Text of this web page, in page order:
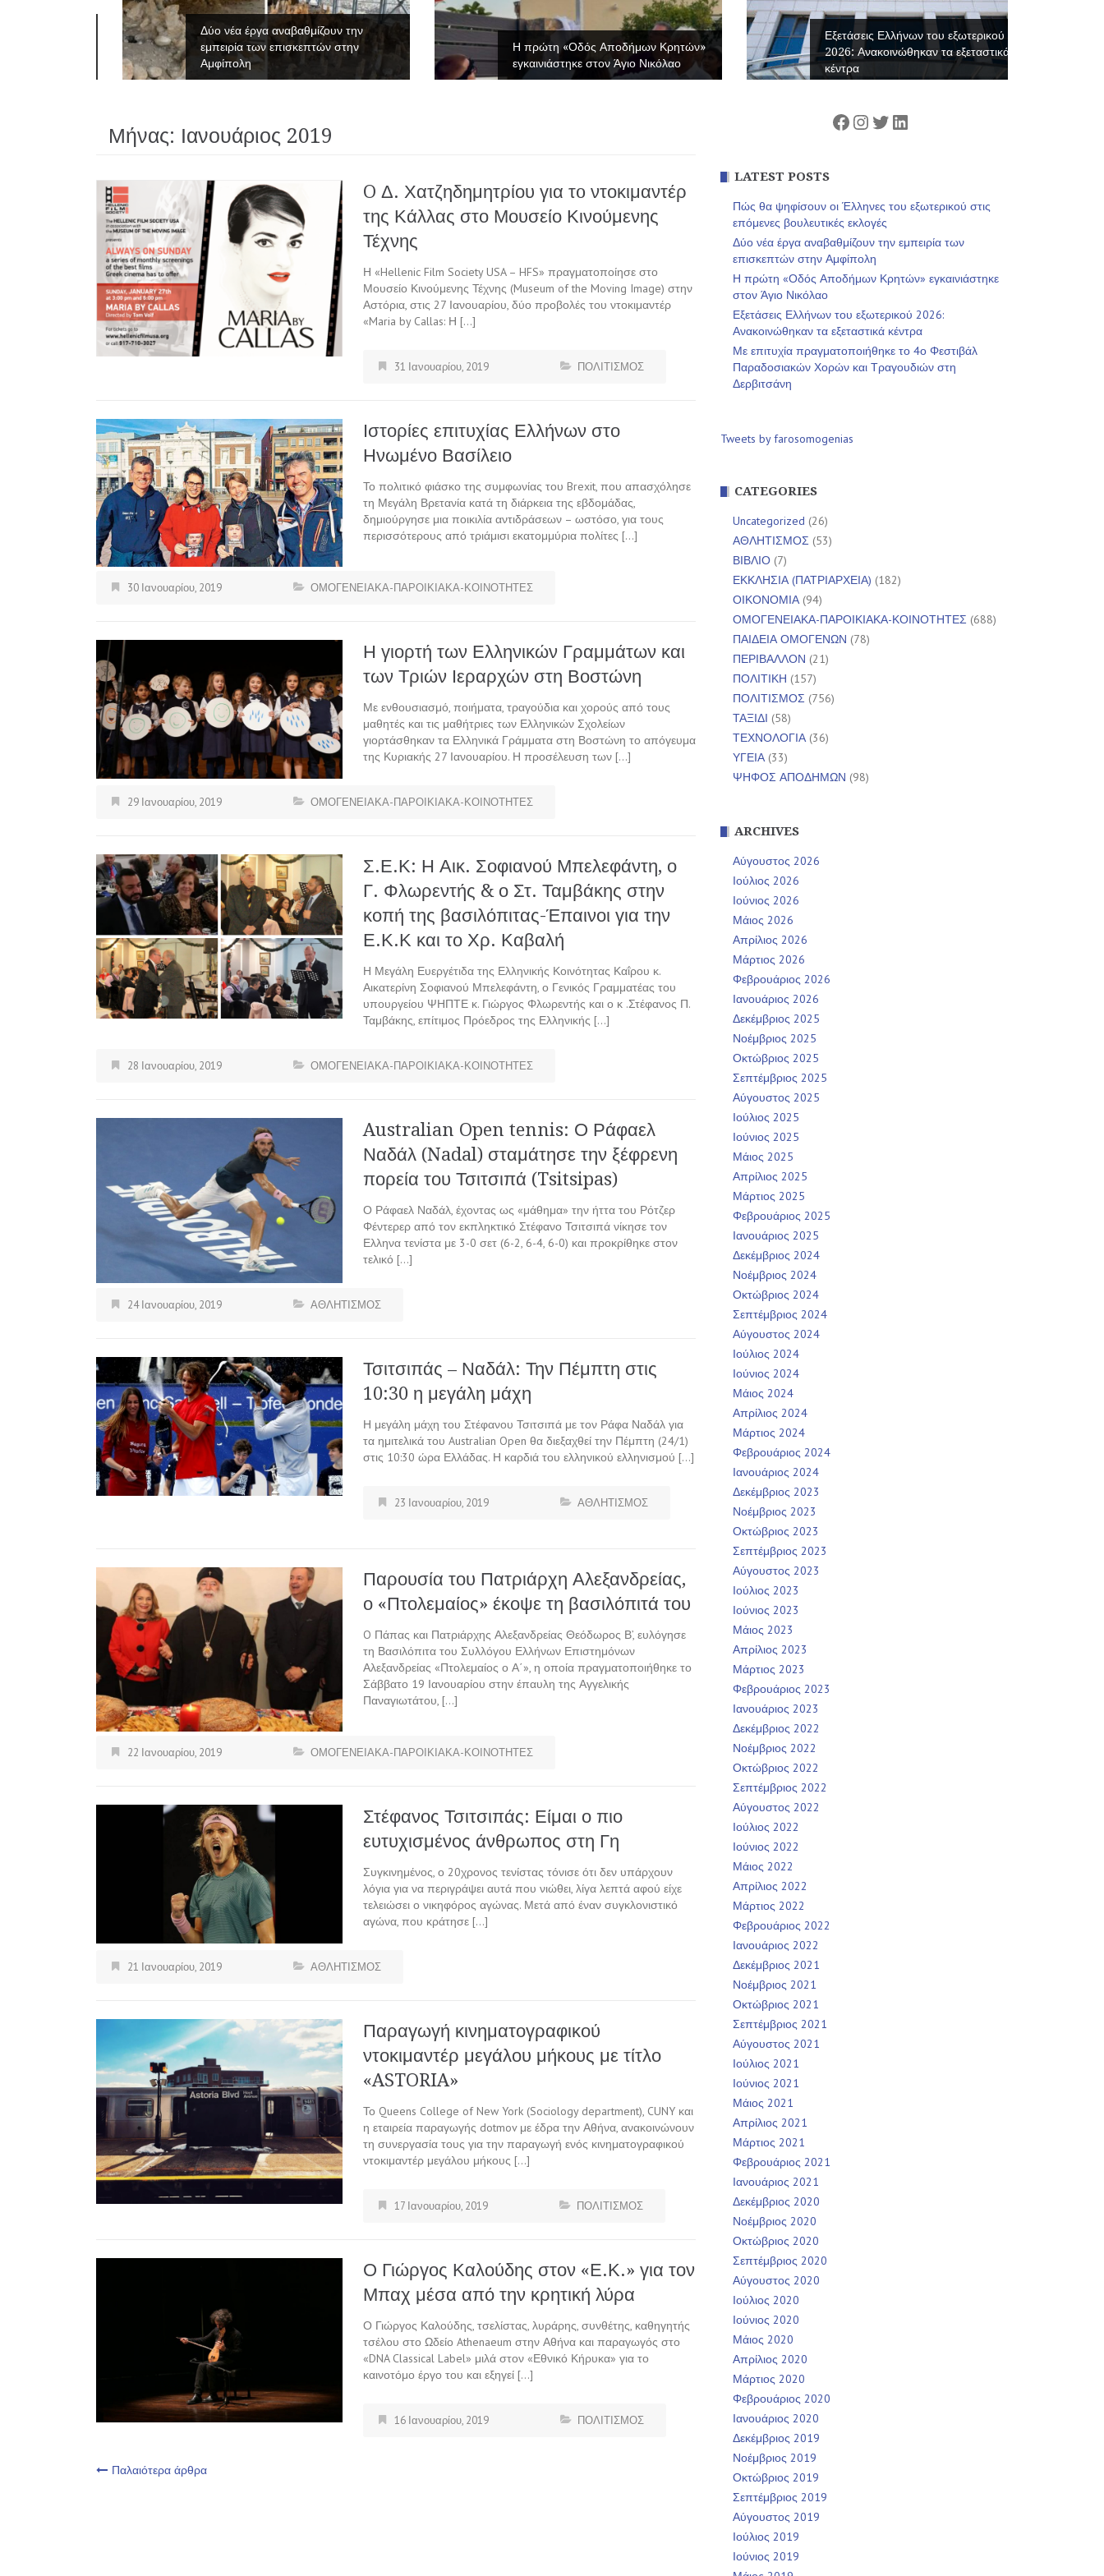
Δύο νέα έργα αναβαθμίζουν την
εμπειρία των επισκεπτών στην
Αμφίπολη
Η πρώτη «Οδός Αποδήμων Κρητών»
εγκαινιάστηκε στον Άγιο Νικόλαο
Εξετάσεις Ελλήνων του εξωτερικού
2026: Ανακοινώθηκαν τα εξεταστικά
κέντρα
Μήνας: Ιανουάριος 2019
O Δ. Χατζηδημητρίου για τo ντοκιμαντέρ
της Κάλλας στο Μουσείο Κινούμενης
Τέχνης
Η «Hellenic Film Society USA – HFS» πραγματοποίησε στο
Μουσείο Κινούμενης Τέχνης (Museum of the Moving Image) στην
Αστόρια, στις 27 Ιανουαρίου, δύο προβολές του ντοκιμαντέρ
«Maria by Callas: Η […]
31 Ιανουαρίου, 2019 ΠΟΛΙΤΙΣΜΟΣ
Ιστορίες επιτυχίας Ελλήνων στο
Ηνωμένο Βασίλειο
Το πολιτικό φιάσκο της συμφωνίας του Brexit, που απασχόλησε
τη Μεγάλη Βρετανία κατά τη διάρκεια της εβδομάδας,
δημιούργησε μια ποικιλία αντιδράσεων – ωστόσο, για τους
περισσότερους από τριάμισι εκατομμύρια πολίτες […]
30 Ιανουαρίου, 2019 ΟΜΟΓΕΝΕΙΑΚΑ-ΠΑΡΟΙΚΙΑΚΑ-ΚΟΙΝΟΤΗΤΕΣ
Η γιορτή των Ελληνικών Γραμμάτων και
των Τριών Ιεραρχών στη Βοστώνη
Με ενθουσιασμό, ποιήματα, τραγούδια και χορούς από τους
μαθητές και τις μαθήτριες των Ελληνικών Σχολείων
γιορτάσθηκαν τα Ελληνικά Γράμματα στη Βοστώνη το απόγευμα
της Κυριακής 27 Ιανουαρίου. Η προσέλευση των […]
29 Ιανουαρίου, 2019 ΟΜΟΓΕΝΕΙΑΚΑ-ΠΑΡΟΙΚΙΑΚΑ-ΚΟΙΝΟΤΗΤΕΣ
Σ.Ε.Κ: Η Αικ. Σοφιανού Μπελεφάντη, ο
Γ. Φλωρεντής & ο Στ. Ταμβάκης στην
κοπή της βασιλόπιτας-Έπαινοι για την
Ε.Κ.Κ και το Χρ. Καβαλή
Η Μεγάλη Ευεργέτιδα της Ελληνικής Κοινότητας Καΐρου κ.
Αικατερίνη Σοφιανού Μπελεφάντη, ο Γενικός Γραμματέας του
υπουργείου ΨΗΠΤΕ κ. Γιώργος Φλωρεντής και ο κ .Στέφανος Π.
Ταμβάκης, επίτιμος Πρόεδρος της Ελληνικής […]
28 Ιανουαρίου, 2019 ΟΜΟΓΕΝΕΙΑΚΑ-ΠΑΡΟΙΚΙΑΚΑ-ΚΟΙΝΟΤΗΤΕΣ
Australian Open tennis: Ο Ράφαελ
Ναδάλ (Nadal) σταμάτησε την ξέφρενη
πορεία του Τσιτσιπά (Tsitsipas)
Ο Ράφαελ Ναδάλ, έχοντας ως «μάθημα» την ήττα του Ρότζερ
Φέντερερ από τον εκπληκτικό Στέφανο Τσιτσιπά νίκησε τον
Ελληνα τενίστα με 3-0 σετ (6-2, 6-4, 6-0) και προκρίθηκε στον
τελικό […]
24 Ιανουαρίου, 2019 ΑΘΛΗΤΙΣΜΟΣ
Τσιτσιπάς – Ναδάλ: Την Πέμπτη στις
10:30 η μεγάλη μάχη
Η μεγάλη μάχη του Στέφανου Τσιτσιπά με τον Ράφα Ναδάλ για
τα ημιτελικά του Australian Open θα διεξαχθεί την Πέμπτη (24/1)
στις 10:30 ώρα Ελλάδας. Η καρδιά του ελληνικού ελληνισμού […]
23 Ιανουαρίου, 2019 ΑΘΛΗΤΙΣΜΟΣ
Παρουσία του Πατριάρχη Αλεξανδρείας,
ο «Πτολεμαίος» έκοψε τη βασιλόπιτά του
O Πάπας και Πατριάρχης Αλεξανδρείας Θεόδωρος Β’, ευλόγησε
τη Βασιλόπιτα του Συλλόγου Ελλήνων Επιστημόνων
Αλεξανδρείας «Πτολεμαίος ο Α΄», η οποία πραγματοποιήθηκε το
Σάββατο 19 Ιανουαρίου στην έπαυλη της Αγγελικής
Παναγιωτάτου, […]
22 Ιανουαρίου, 2019 ΟΜΟΓΕΝΕΙΑΚΑ-ΠΑΡΟΙΚΙΑΚΑ-ΚΟΙΝΟΤΗΤΕΣ
Στέφανος Τσιτσιπάς: Είμαι ο πιο
ευτυχισμένος άνθρωπος στη Γη
Συγκινημένος, ο 20χρονος τενίστας τόνισε ότι δεν υπάρχουν
λόγια για να περιγράψει αυτά που νιώθει, λίγα λεπτά αφού είχε
τελειώσει ο νικηφόρος αγώνας. Μετά από έναν συγκλονιστικό
αγώνα, που κράτησε […]
21 Ιανουαρίου, 2019 ΑΘΛΗΤΙΣΜΟΣ
Παραγωγή κινηματογραφικού
ντοκιμαντέρ μεγάλου μήκους με τίτλο
«ASTORIA»
Το Queens College of New York (Sociology department), CUNY και
η εταιρεία παραγωγής dotmov με έδρα την Αθήνα, ανακοινώνουν
τη συνεργασία τους για την παραγωγή ενός κινηματογραφικού
ντοκιμαντέρ μεγάλου μήκους […]
17 Ιανουαρίου, 2019 ΠΟΛΙΤΙΣΜΟΣ
Ο Γιώργος Καλούδης στον «Ε.Κ.» για τον
Μπαχ μέσα από την κρητική λύρα
Ο Γιώργος Καλούδης, τσελίστας, λυράρης, συνθέτης, καθηγητής
τσέλου στο Ωδείο Athenaeum στην Αθήνα και παραγωγός στο
«DNA Classical Label» μιλά στον «Εθνικό Κήρυκα» για το
καινοτόμο έργο του και εξηγεί […]
16 Ιανουαρίου, 2019 ΠΟΛΙΤΙΣΜΟΣ
Πλοήγηση
Παλαιότερα άρθρα
Facebook
Instagram
Twitter
Linkedin
LATEST POSTS
Πώς θα ψηφίσουν οι Έλληνες του εξωτερικού στις
επόμενες βουλευτικές εκλογές
Δύο νέα έργα αναβαθμίζουν την εμπειρία των
επισκεπτών στην Αμφίπολη
Η πρώτη «Οδός Αποδήμων Κρητών» εγκαινιάστηκε
στον Άγιο Νικόλαο
Εξετάσεις Ελλήνων του εξωτερικού 2026:
Ανακοινώθηκαν τα εξεταστικά κέντρα
Με επιτυχία πραγματοποιήθηκε το 4ο Φεστιβάλ
Παραδοσιακών Χορών και Τραγουδιών στη
Δερβιτσάνη
Tweets by farosomogenias
CATEGORIES
Uncategorized (26)
ΑΘΛΗΤΙΣΜΟΣ (53)
ΒΙΒΛΙΟ (7)
ΕΚΚΛΗΣΙΑ (ΠΑΤΡΙΑΡΧΕΙΑ) (182)
ΟΙΚΟΝΟΜΙΑ(94)
ΟΜΟΓΕΝΕΙΑΚΑ-ΠΑΡΟΙΚΙΑΚΑ-ΚΟΙΝΟΤΗΤΕΣ (688)
ΠΑΙΔΕΙΑ ΟΜΟΓΕΝΩΝ (78)
ΠΕΡΙΒΑΛΛΟΝ (21)
ΠΟΛΙΤΙΚΗ (157)
ΠΟΛΙΤΙΣΜΟΣ (756)
ΤΑΞΙΔΙ (58)
ΤΕΧΝΟΛΟΓΙΑ(36)
ΥΓΕΙΑ(33)
ΨΗΦΟΣ ΑΠΟΔΗΜΩΝ (98)
ARCHIVES
Αύγουστος 2026
Ιούλιος 2026
Ιούνιος 2026
Μάιος 2026
Απρίλιος 2026
Μάρτιος 2026
Φεβρουάριος 2026
Ιανουάριος 2026
Δεκέμβριος 2025
Νοέμβριος 2025
Οκτώβριος 2025
Σεπτέμβριος 2025
Αύγουστος 2025
Ιούλιος 2025
Ιούνιος 2025
Μάιος 2025
Απρίλιος 2025
Μάρτιος 2025
Φεβρουάριος 2025
Ιανουάριος 2025
Δεκέμβριος 2024
Νοέμβριος 2024
Οκτώβριος 2024
Σεπτέμβριος 2024
Αύγουστος 2024
Ιούλιος 2024
Ιούνιος 2024
Μάιος 2024
Απρίλιος 2024
Μάρτιος 2024
Φεβρουάριος 2024
Ιανουάριος 2024
Δεκέμβριος 2023
Νοέμβριος 2023
Οκτώβριος 2023
Σεπτέμβριος 2023
Αύγουστος 2023
Ιούλιος 2023
Ιούνιος 2023
Μάιος 2023
Απρίλιος 2023
Μάρτιος 2023
Φεβρουάριος 2023
Ιανουάριος 2023
Δεκέμβριος 2022
Νοέμβριος 2022
Οκτώβριος 2022
Σεπτέμβριος 2022
Αύγουστος 2022
Ιούλιος 2022
Ιούνιος 2022
Μάιος 2022
Απρίλιος 2022
Μάρτιος 2022
Φεβρουάριος 2022
Ιανουάριος 2022
Δεκέμβριος 2021
Νοέμβριος 2021
Οκτώβριος 2021
Σεπτέμβριος 2021
Αύγουστος 2021
Ιούλιος 2021
Ιούνιος 2021
Μάιος 2021
Απρίλιος 2021
Μάρτιος 2021
Φεβρουάριος 2021
Ιανουάριος 2021
Δεκέμβριος 2020
Νοέμβριος 2020
Οκτώβριος 2020
Σεπτέμβριος 2020
Αύγουστος 2020
Ιούλιος 2020
Ιούνιος 2020
Μάιος 2020
Απρίλιος 2020
Μάρτιος 2020
Φεβρουάριος 2020
Ιανουάριος 2020
Δεκέμβριος 2019
Νοέμβριος 2019
Οκτώβριος 2019
Σεπτέμβριος 2019
Αύγουστος 2019
Ιούλιος 2019
Ιούνιος 2019